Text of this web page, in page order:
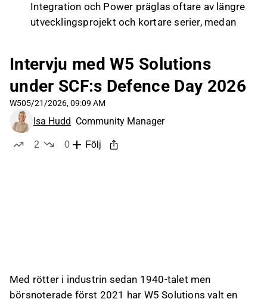
Integration och Power präglas oftare av längre
utvecklingsprojekt och kortare serier, medan
Vd:n uppger att orderboken ser stark ut i
samtliga affärsområden och att fokus nu i
högre grad flyttas mot leverans och hantering
av tillväxt. Bolaget ser en tydlig
försvarsmarknaden, med Danmark som
samtidigt som de största riskerna är att skala
upp utan att tappa kvalitet, leveransprecision
Intervju med W5 Solutions
under SCF:s Defence Day 2026
W505/21/2026, 09:09 AM
Isa Hudd Community Manager
2
0
Följ
Med rötter i industrin sedan 1940-talet men
börsnoterade först 2021 har W5 Solutions valt en